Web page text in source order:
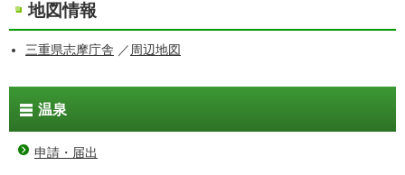
地図情報
三重県志摩庁舎 ／ 周辺地図
温泉
申請・届出